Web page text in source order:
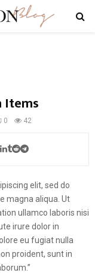
Items
0 42
elit, sed do
magna aliqua. Ut
ullamco laboris nisi
irure dolor in
eu fugiat nulla
proident, sunt in